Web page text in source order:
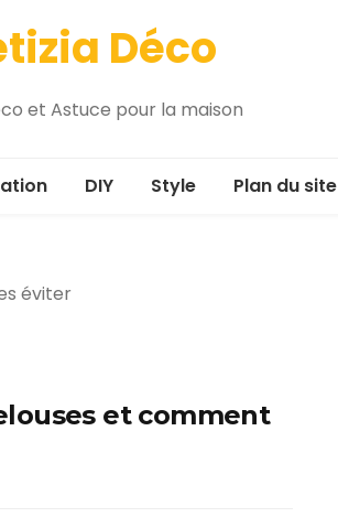
Déco
et Astuce pour la maison
DIY Style Plan du site
et comment